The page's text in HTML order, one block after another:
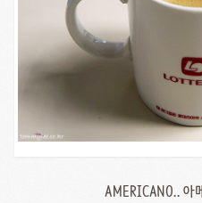
AMERICANO.. 아